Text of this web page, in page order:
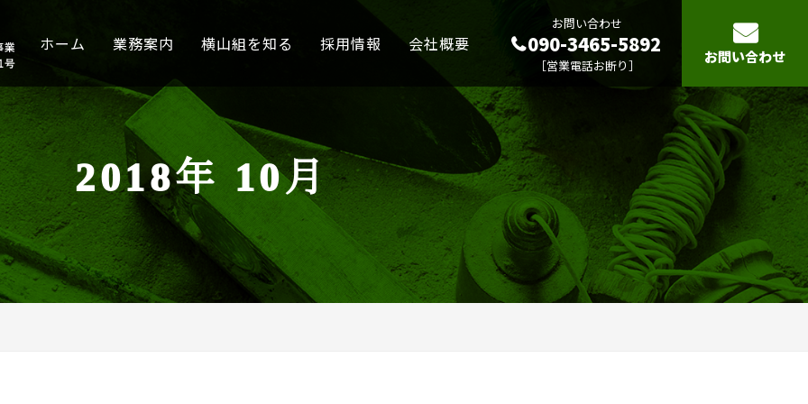
ホーム 業務案内 横山組を知る 採用情報 会社概要
お問い合わせ
090-3465-5892
［営業電話お断り］ お問い合わせ
2018年 10月